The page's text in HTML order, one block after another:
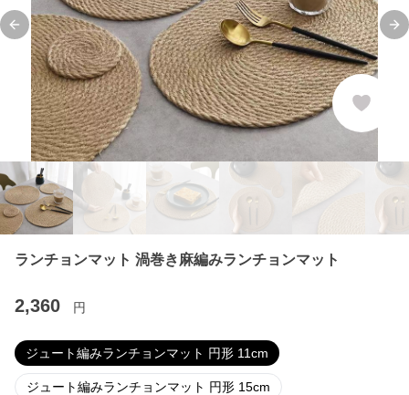
Previous slide
ランチョンマット 渦巻き麻編みランチョンマット
2,360 円
ジュート編みランチョンマット 円形 11cm
ジュート編みランチョンマット 円形 15cm